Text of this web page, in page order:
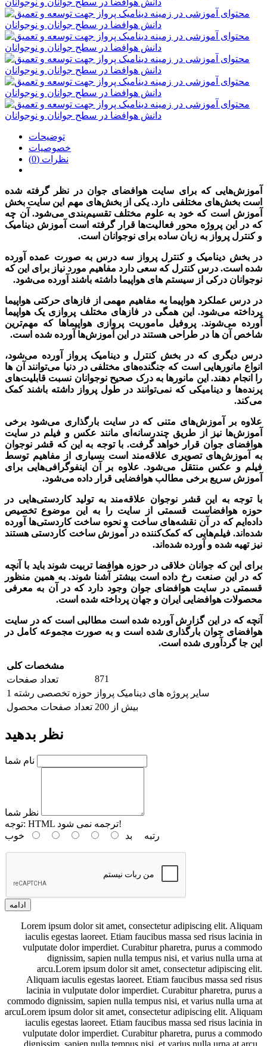
توضیحات
خصوصیات
نظرات (0)
آموزش‌هایی که برای سایت هوافضای جوان در نظر گرفته شده
است بخش‌های مختلفی دارد. یکی از بخش‌های مهم این سایت بخش
آموزش است که خود به علوم مختلف تقسیم‌بندی می‌شود. آن چه
که در این پروژه محور فعالیت‌ها قرار گرفته است آموزش دینامیک
و کنترل پرواز به زبان ساده برای نوجوانان است.
در بخش دینامیک و کنترل پرواز سه درس به صورت عمده آورده
شده است. درس کنترل که سعی دارد مفاهیم مورد نیاز برای این که
نوجوانان درکی از سیستم های هواپیما داشته باشند آورده می‌شود.
در درس عملکرد هواپیما به مفاهیم مهمی از فازهای حرکتی هواپیما
پرداخته می‌شود. این همگی در فازهای مختلف پروازی یک هواپیما
آورده می‌شوند. پروفیل ماموریت پروازی هواپیماها که مهم‌ترین
شاخص آن ها در طراحی هستند در این آموزش‌ها آورده شده است.
درس دیگری که در بخش کنترل و دینامیک پرواز آورده می‌شود،
انواع مانورهایی است که جنگنده‌های مختلفی در دنیا می‌توانند آن ها
را انجام دهند. این مانورها به درک صحیح نوجوانان نسبت قابلیت‌های
پرنده‌ها و دینامیکی که نمی‌توانند در طول پرواز داشته باشند کمک
می‌کند.
علاوه بر آموزش‌های متنی که در سایت بارگذاری می‌شود برخی
آموزش‌ها نیز از طریق چندرسانه‌ای مانند عکس و فیلم در سایت
هوافضای جوان قرار خواهد گرفت. با توجه به این که قشر نوجوان
به آموزش‌های تصویری علاقه‌مند است بسیاری از مفاهیم توسط
فیلم و عکس منتقل می‌شود. علاوه بر آن اینفوگرافی‌هایی برای
آموزش سریع برخی مطالب هوافضایی قرار داده می‌شود.
با توجه به این قشر نوجوان علاقه‌مند به تولید کاردستی‌هایی در
حوزه هوافضاست قسمتی از سایت را به این موضوع تخصیص
داده‌ایم که در آن نقشه‌های ساخت و نحوه ساخت کاردستی‌ها آورده
شده‌اند. فیلم‌هایی که کمک‌کننده در آموزش ساخت کاردستی هستند
نیز تهیه شده و آورده شده‌اند.
برای این که جوانان خلاقی در حوزه هوافضا تربیت شوند باید با آنچه
که در این صنعت رخ داده است بیشتر آشنا شوند. به همین منظور
قسمتی در سایت هوافضای جوان وجود دارد که در آن به معرفی
محصولات هوافضایی ایران و جهان پرداخته شده است.
آنچه که در این گزارش آورده شده است مطالبی است که در سایت
هوافضای جوان بارگذاری شده است و به صورت مجموعه کامل در
این جا گردآوری شده است.
مشخصات کلی
تعداد صفحات
871
حوزه تخصصی رشته 1 سایر پروژه های دینامیک پرواز
تعداد صفحات محصول
بیش از 200
نظر بدهید
نام شما
نظر شما
توجه:
HTML ترجمه نمی شود!
رتبه بد خوب
ادامه
Lorem ipsum dolor sit amet, consectetur adipiscing elit. Aliquam
iaculis egestas laoreet. Etiam faucibus massa sed risus lacinia in
vulputate dolor imperdiet. Curabitur pharetra, purus a commodo
dignissim, sapien nulla tempus nisi, et varius nulla urna at
arcu.Lorem ipsum dolor sit amet, consectetur adipiscing elit.
Aliquam iaculis egestas laoreet. Etiam faucibus massa sed risus
lacinia in vulputate dolor imperdiet. Curabitur pharetra, purus a
commodo dignissim, sapien nulla tempus nisi, et varius nulla urna at
arcuLorem ipsum dolor sit amet, consectetur adipiscing elit. Aliquam
iaculis egestas laoreet. Etiam faucibus massa sed risus lacinia in
vulputate dolor imperdiet. Curabitur pharetra, purus a commodo
dignissim, sapien nulla tempus nisi, et varius nulla urna at arcu.